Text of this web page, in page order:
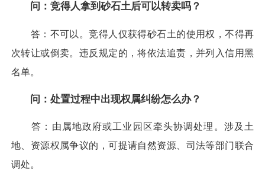
问：竞得人拿到砂石土后可以转卖吗？
答：不可以。竞得人仅获得砂石土的使用权，不得再
次转让或倒卖。违反规定的，将依法追责，并列入信用黑
名单。
问：处置过程中出现权属纠纷怎么办？
答：由属地政府或工业园区牵头协调处理。涉及土
地、资源权属争议的，可提请自然资源、司法等部门联合
调处。